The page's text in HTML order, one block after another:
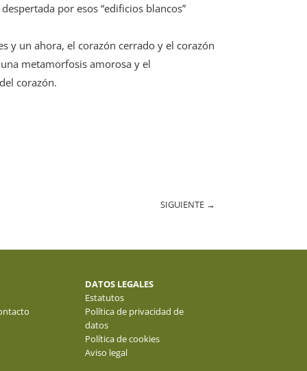
por esos “edificios blancos”
y un ahora, el corazón cerrado y el corazón
metamorfosis amorosa y el
corazón.
SIGUIENTE →
DATOS LEGALES
Estatutos
Política de privacidad de
datos
Política de cookies
Aviso legal